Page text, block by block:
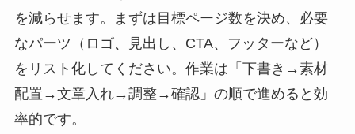
を減らせます。まずは目標ページ数を決め、必要
なパーツ（ロゴ、見出し、CTA、フッターなど）
をリスト化してください。作業は「下書き→素材
配置→文章入れ→調整→確認」の順で進めると効
率的です。